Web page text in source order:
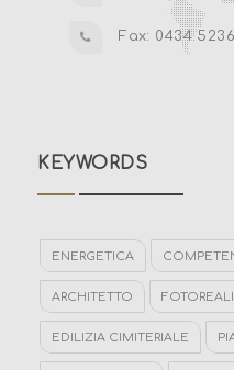
Fax:
KEYWORDS
ENERGETICA
ARCHITETTO
EDILIZIA CIMITERIALE